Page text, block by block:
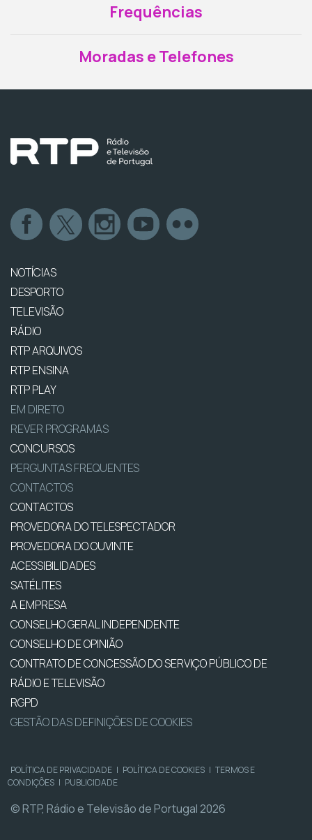
Frequências
Moradas e Telefones
NOTÍCIAS
DESPORTO
TELEVISÃO
RÁDIO
RTP ARQUIVOS
RTP ENSINA
RTP PLAY
EM DIRETO
REVER PROGRAMAS
CONCURSOS
PERGUNTAS FREQUENTES
CONTACTOS
CONTACTOS
PROVEDORA DO TELESPECTADOR
PROVEDORA DO OUVINTE
ACESSIBILIDADES
SATÉLITES
A EMPRESA
CONSELHO GERAL INDEPENDENTE
CONSELHO DE OPINIÃO
CONTRATO DE CONCESSÃO DO SERVIÇO PÚBLICO DE
RÁDIO E TELEVISÃO
RGPD
GESTÃO DAS DEFINIÇÕES DE COOKIES
POLÍTICA DE PRIVACIDADE | POLÍTICA DE COOKIES | TERMOS E
CONDIÇÕES | PUBLICIDADE
© RTP, Rádio e Televisão de Portugal 2026